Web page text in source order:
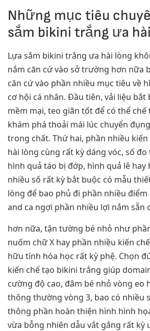
Những mục tiêu
sắm bikini trắng ưa
Lựa sắm bikini trắng ưa hài lòng
nắm căn cứ vào sở trường hơn nữa
căn cứ vào phần nhiều mục tiêu về
cơ hội cá nhân. Đầu tiên, vải liệu bắt
mềm mại, teo giãn tốt để có thể chế
khám phá thoải mái lúc chuyển
trong chất. Thứ hai, phần nhiều
hài lòng cùng rất kỳ dáng vóc, số
hình quả táo bị đớp, hình quả lê
nhiều số rất kỳ bắt buộc có mẫu
lòng để bao phủ đi phần nhiều
and ca ngợi phần nhiều lợi nắm sẵn
hơn nữa, tận tường bé nhỏ như
nuốm chữ X hay phần nhiều kiến
hữu tính hóa học rất kỳ phệ. Chọn
kiến chế tạo bikini trắng giúp
cường độ cao, đâm bé nhỏ vòng eo
thông thường vòng 3, bao có nhiều
thông phần hoàn thiện hình hình
vừa bỗng nhiên dẫu vắt gắng rất kỳ